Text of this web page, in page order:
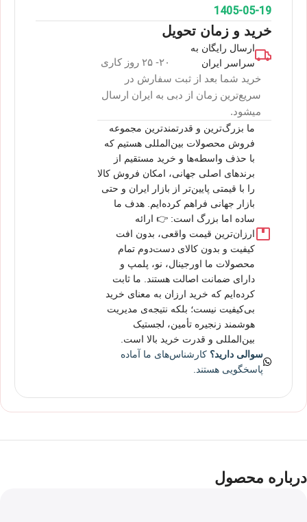
1405-05-19
خرید و زمان تحویل
ارسال رایگان به
سراسر ایران
۲۰- ۲۵ روز کاری
خرید شما بعد از ثبت سفارش در
سریع‌ترین زمان از دبی به ایران ارسال
میشود.
ما بزرگ‌ترین و قدرتمندترین مجموعه
فروش محصولات بین‌المللی هستیم که
با حذف واسطه‌ها و خرید مستقیم از
برندهای اصلی جهانی، امکان فروش کالا
را با قیمتی پایین‌تر از بازار ایران و حتی
بازار جهانی فراهم کرده‌ایم. هدف ما
ساده اما بزرگ است: 👉 ارائه
ارزان‌ترین قیمت واقعی، بدون افت
کیفیت و بدون کالای دست‌دوم تمام
محصولات ما اورجینال، نو، پلمپ و
دارای ضمانت اصالت هستند. ما ثابت
کرده‌ایم که خرید ارزان به معنای خرید
بی‌کیفیت نیست؛ بلکه نتیجه‌ی مدیریت
هوشمند زنجیره تأمین، لجستیک
بین‌المللی و قدرت خرید بالا است.
سوالی دارید؟ کارشناس‌های ما آماده
پاسخگویی هستند.
درباره محصول